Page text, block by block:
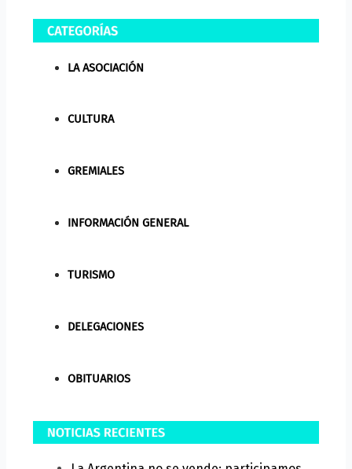
LA ASOCIACIÓN
CULTURA
GREMIALES
INFORMACIÓN GENERAL
TURISMO
DELEGACIONES
OBITUARIOS